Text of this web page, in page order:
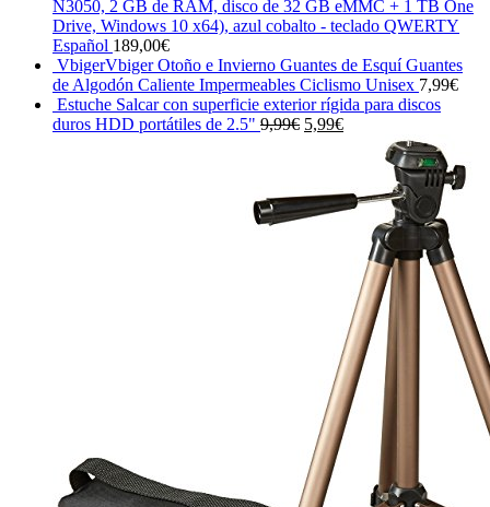
N3050, 2 GB de RAM, disco de 32 GB eMMC + 1 TB One
Drive, Windows 10 x64), azul cobalto - teclado QWERTY
Español 189,00€
VbigerVbiger Otoño e Invierno Guantes de Esquí Guantes
de Algodón Caliente Impermeables Ciclismo Unisex 7,99€
Estuche Salcar con superficie exterior rígida para discos
duros HDD portátiles de 2.5" 9,99€ El
9,99€.
5,99€El
5,99€.